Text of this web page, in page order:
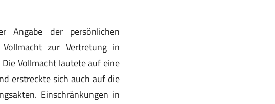
Angabe der persönlichen
zur Vertretung in
Vollmacht lautete auf eine
erstreckte sich auch auf die
Einschränkungen in